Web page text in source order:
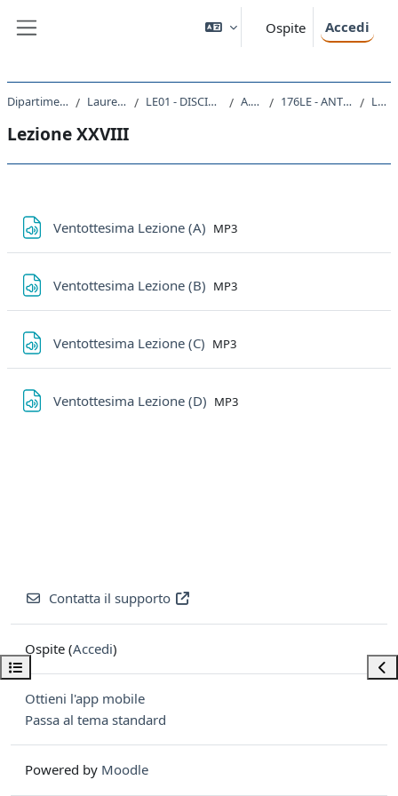
Ospite Accedi
Apri indice del corso
Dipartimento di Studi Umanistici Laurea triennale (DM270) LE01 - DISCIPLINE STORICHE E FILOSOFICHE A.A. 2019 - 2020 176LE - ANTROPOLOGIA FILOSOFICA 2019 Lezione XXVIII
Lezione XXVIII
Ventottesima Lezione (A) File
MP3
Ventottesima Lezione (B) File
MP3
Ventottesima Lezione (C) File
MP3
Ventottesima Lezione (D) File
MP3
Contatta il supporto
Ospite (Accedi)
Ottieni l'app mobile
Passa al tema standard
Powered by Moodle